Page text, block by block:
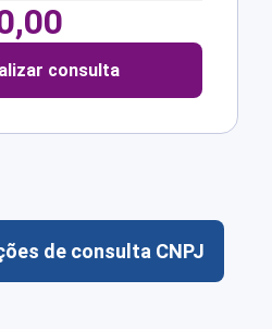
consulta
de consulta CNPJ